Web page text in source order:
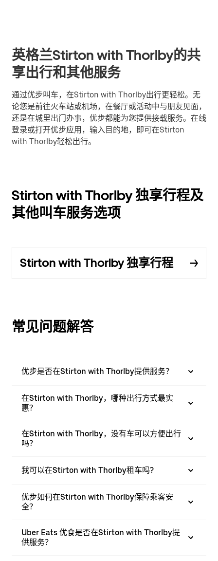
英格兰Stirton with Thorlby的共
享出行和其他服务
通过优步叫车，在Stirton with Thorlby出行更轻松。无
论您是前往火车站或机场，在餐厅或活动中与朋友见面，
还是在城里出门办事，优步都能为您提供接载服务。在线
登录或打开优步应用，输入目的地，即可在Stirton
with Thorlby轻松出行。
Stirton with Thorlby 独享行程及
其他叫车服务选项
Stirton with Thorlby 独享行程
常见问题解答
优步是否在Stirton with Thorlby提供服务？
在Stirton with Thorlby，哪种出行方式最实
惠？
在Stirton with Thorlby，没有车可以方便出行
吗？
我可以在Stirton with Thorlby租车吗?
优步如何在Stirton with Thorlby保障乘客安
全？
Uber Eats 优食是否在Stirton with Thorlby提
供服务？